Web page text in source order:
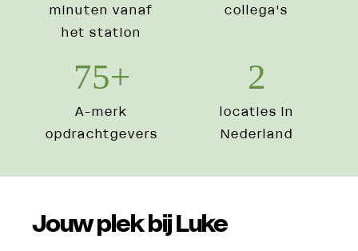
minuten vanaf
het station
collega's
75+
A-merk
opdrachtgevers
2
locaties in
Nederland
Jouw plek bij Luke